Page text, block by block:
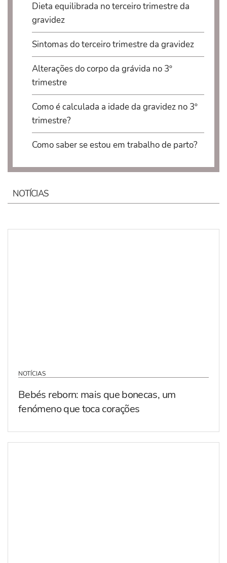
Dieta equilibrada no terceiro trimestre da
gravidez
Sintomas do terceiro trimestre da gravidez
Alterações do corpo da grávida no 3º
trimestre
Como é calculada a idade da gravidez no 3º
trimestre?
Como saber se estou em trabalho de parto?
NOTÍCIAS
NOTÍCIAS
Bebés reborn: mais que bonecas, um
fenómeno que toca corações